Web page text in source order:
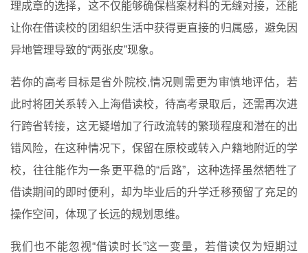
理成章的选择，这不仅能够确保档案材料的无缝对接，还能
让你在借读校的团组织生活中获得更直接的归属感，避免因
异地管理导致的“两张皮”现象。
若你的高考目标是省外院校,情况则需更为审慎地评估，若
此时将团关系转入上海借读校，待高考录取后，还需再次进
行跨省转接，这无疑增加了行政流转的繁琐程度和潜在的出
错风险，在这种情况下，保留在原校或转入户籍地附近的学
校，往往能作为一条更平稳的“后路”，这种选择虽然牺牲了
借读期间的即时便利，却为毕业后的升学迁移预留了充足的
操作空间，体现了长远的规划思维。
我们也不能忽视“借读时长”这一变量，若借读仅为短期过